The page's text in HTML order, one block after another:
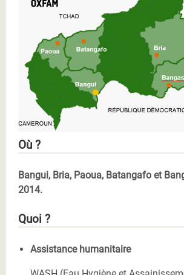
Où ?
Bangui, Bria, Paoua, Batangafo et
2014.
Quoi ?
Assistance humanitaire